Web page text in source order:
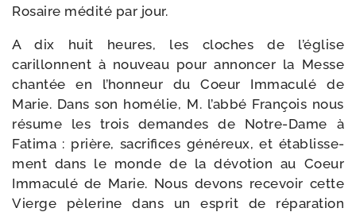
Rosaire médi­té par jour.
A dix huit heures, les cloches de l’é­glise
carillonnent à nou­veau pour annon­cer la Messe
chan­tée en l’hon­neur du Coeur Immaculé de
Marie. Dans son homé­lie, M. l’ab­bé François nous
résume les trois demandes de Notre-​Dame à
Fatima : prière, sacri­fices géné­reux, et éta­blis­se­
ment dans le monde de la dévo­tion au Coeur
Immaculé de Marie. Nous devons rece­voir cette
Vierge pèle­rine dans un esprit de répa­ra­tion